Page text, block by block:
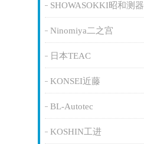
SHOWASOKKI昭和测器
Ninomiya二之宫
日本TEAC
KONSEI近藤
BL-Autotec
KOSHIN工进